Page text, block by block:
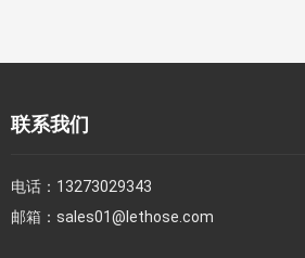
联系我们
电话： 13273029343
邮箱： sales01@lethose.com